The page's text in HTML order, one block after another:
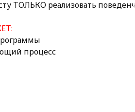
ТОЛЬКО реализовать
процесс